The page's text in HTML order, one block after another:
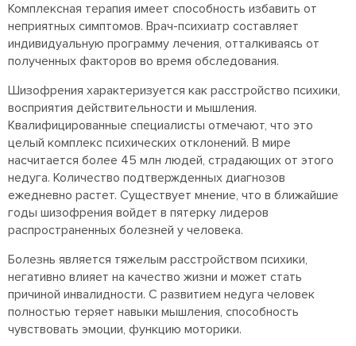
Комплексная терапия имеет способность избавить от
неприятных симптомов. Врач-психиатр составляет
индивидуальную программу лечения, отталкиваясь от
полученных факторов во время обследования.
Шизофрения характеризуется как расстройство психики,
восприятия действительности и мышления.
Квалифицированные специалисты отмечают, что это
целый комплекс психических отклонений. В мире
насчитается более 45 млн людей, страдающих от этого
недуга. Количество подтвержденных диагнозов
ежедневно растет. Существует мнение, что в ближайшие
годы шизофрения войдет в пятерку лидеров
распространенных болезней у человека.
Болезнь является тяжелым расстройством психики,
негативно влияет на качество жизни и может стать
причиной инвалидности. С развитием недуга человек
полностью теряет навыки мышления, способность
чувствовать эмоции, функцию моторики.